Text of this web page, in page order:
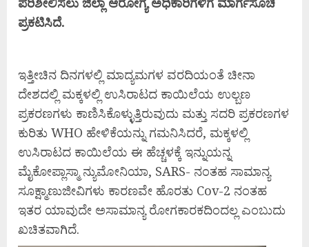
ಪ್ರಕಟಿಸಿದೆ.
ಇತ್ತೀಚಿನ ದಿನಗಳಲ್ಲಿ ಮಾದ್ಯಮಗಳ ವರದಿಯಂತೆ ಚೀನಾ
ದೇಶದಲ್ಲಿ ಮಕ್ಕಳಲ್ಲಿ ಉಸಿರಾಟದ ಕಾಯಿಲೆಯ ಉಲ್ಬಣ
ಪ್ರಕರಣಗಳು ಕಾಣಿಸಿಕೊಳ್ಳುತ್ತಿರುವುದು ಮತ್ತು ಸದರಿ ಪ್ರಕರಣಗಳ
ಕುರಿತು WHO ಹೇಳಿಕೆಯನ್ನು ಗಮನಿಸಿದರೆ, ಮಕ್ಕಳಲ್ಲಿ
ಉಸಿರಾಟದ ಕಾಯಿಲೆಯ ಈ ಹೆಚ್ಚಳಕ್ಕೆ ಇನ್ನುಯನ್ನ
ಮೈಕೋಪ್ಲಾಸ್ಮಾ ನ್ಯುಮೋನಿಯಾ, SARS- ನಂತಹ ಸಾಮಾನ್ಯ
ಸೂಕ್ಷ್ಮಾಣುಜೀವಿಗಳು ಕಾರಣವೇ ಹೊರತು Cov-2 ನಂತಹ
ಇತರ ಯಾವುದೇ ಅಸಾಮಾನ್ಯ ರೋಗಕಾರಕದಿಂದಲ್ಲ ಎಂಬುದು
ಖಚಿತವಾಗಿದೆ.